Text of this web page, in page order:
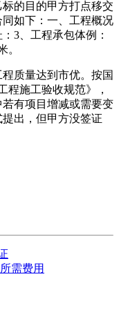
的目的甲方打点移交
如下：一、工程概况
3、工程承包体例：
。
质量达到市优。按国
程施工验收规范》，
有项目增减或需要变
出，但甲方没签证
需费用